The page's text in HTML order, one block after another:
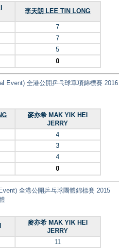
李天朗 LEE TIN LONG
7
7
5
0
Event) 全港公開乒乓球單項錦標賽 2016
麥亦希 MAK YIK HEI
JERRY
4
3
4
0
全港公開乒乓球團體錦標賽 2015
麥亦希 MAK YIK HEI
JERRY
11